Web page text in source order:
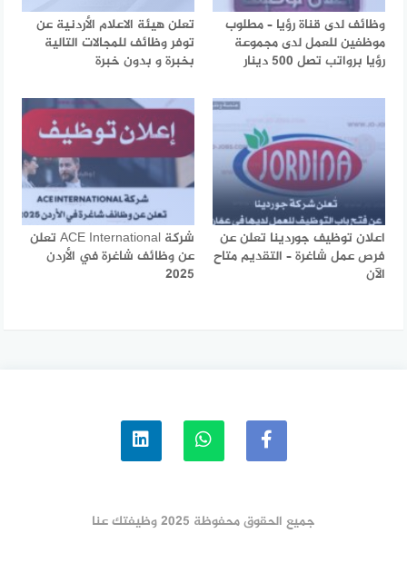
وظائف لدى قناة رؤيا – مطلوب
موظفين للعمل لدى مجموعة
رؤيا برواتب تصل 500 دينار
تعلن هيئة الاعلام الأردنية عن
توفر وظائف للمجالات التالية
بخبرة و بدون خبرة
اعلان توظيف جوردينا تعلن عن
فرص عمل شاغرة – التقديم متاح
الآن
شركة ACE International تعلن
عن وظائف شاغرة في الأردن
2025
جميع الحقوق محفوظة 2025 وظيفتك عنا